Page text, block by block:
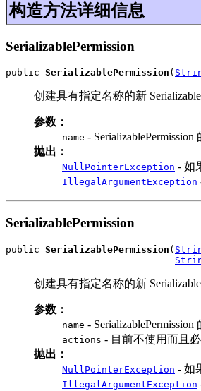
构造方法详细信息
SerializablePermission
public SerializablePermission (
创建具有指定名称的新
参数：
name - SerializablePermission
抛出：
NullPointerException - 如
IllegalArgumentException
SerializablePermission
public SerializablePermission (
创建具有指定名称的新
参数：
name - SerializablePermission
actions - 目前不使用而且
抛出：
NullPointerException - 如
IllegalArgumentException